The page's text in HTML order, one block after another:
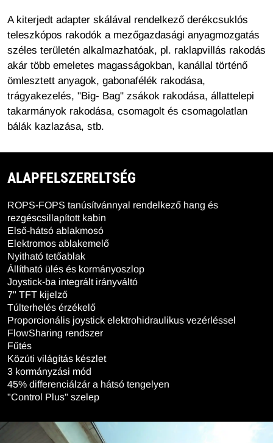
A kiterjedt adapter skálával rendelkező derékcsuklós
teleszkópos rakodók a mezőgazdasági anyagmozgatás
széles területén alkalmazhatóak, pl. raklapvillás rakodás
akár több emeletes magasságokban, kanállal történő
ömlesztett anyagok, gabonafélék rakodása,
trágyakezelés, "Big- Bag" zsákok rakodása, állattelepi
takarmányok rakodása, csomagolt és csomagolatlan
bálák kazlazása, stb.
ALAPFELSZERELTSÉG
ROPS-FOPS tanúsítvánnyal rendelkező hang és
rezgéscsillapított kabin
Első-hátsó ablakmosó
Elektromos ablakemelő
Nyitható tetőablak
Állítható ülés és kormányoszlop
Joystick-ba integrált irányváltó
7" TFT kijelző
Túlterhelés érzékelő
Proporcionális joystick elektrohidraulikus vezérléssel
FlowSharing rendszer
Fűtés
Közúti világítás készlet
3 kormányzási mód
45% differenciálzár a hátsó tengelyen
"Control Plus" szelep